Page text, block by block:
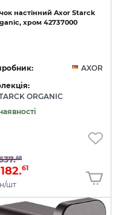
настінний Axor Starck
хром 42737000
AXOR
ORGANIC
68
61
шт